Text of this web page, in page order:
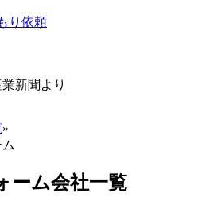
り依頼
新聞より
»
ーム会社一覧